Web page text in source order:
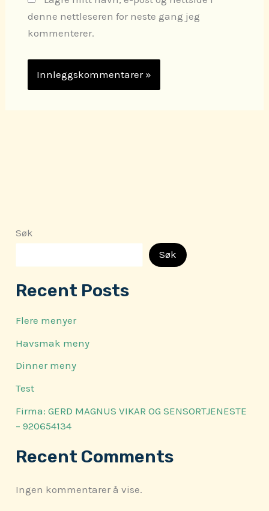
denne nettleseren for neste gang jeg
kommenterer.
Søk
Søk
Recent Posts
Flere menyer
Havsmak meny
Dinner meny
Test
Firma: GERD MAGNUS VIKAR OG SENSORTJENESTE
– 920654134
Recent Comments
Ingen kommentarer å vise.